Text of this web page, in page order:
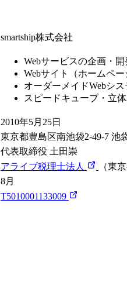
smartship株式会社
Webサービスの企画・開
Webサイト（ホームペ
オーダーメイドWebシ
スピードキューブ・立
2010年5月25日
東京都豊島区南池袋2-49-7 池
代表取締役 土田崇
アライブ税理士法人
（東
8月
T5010001133009